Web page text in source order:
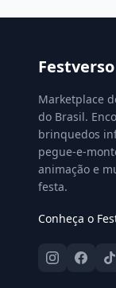
Festverso
Marketplace
do Brasil.
brinquedos
pegue-e-
animação e
festa.
Conheça o